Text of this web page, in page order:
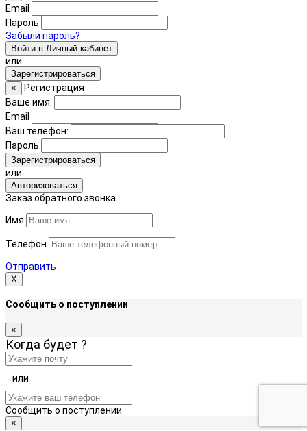
Email
Пароль
Забыли пароль?
Войти в Личный кабинет
или
Зарегистрироваться
×
Регистрация
Ваше имя:
Email
Ваш телефон:
Пароль
Зарегистрироваться
или
Авторизоваться
Заказ обратного звонка.
Имя
Телефон
Отправить
Х
Сообщить о поступлении
×
Когда будет ?
или
Сообщить о поступлении
×